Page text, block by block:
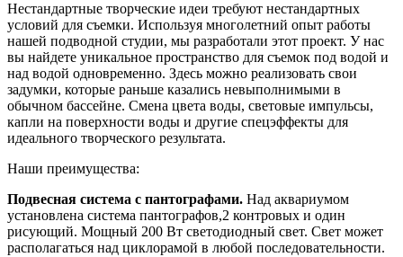
Нестандартные творческие идеи требуют нестандартных
условий для съемки. Используя многолетний опыт работы
нашей подводной студии, мы разработали этот проект. У нас
вы найдете уникальное пространство для съемок под водой и
над водой одновременно. Здесь можно реализовать свои
задумки, которые раньше казались невыполнимыми в
обычном бассейне. Смена цвета воды, световые импульсы,
капли на поверхности воды и другие спецэффекты для
идеального творческого результата.
Наши преимущества:
Подвесная система с пантографами. Над аквариумом
установлена система пантографов,2 контровых и один
рисующий. Мощный 200 Вт светодиодный свет. Свет может
располагаться над циклорамой в любой последовательности.